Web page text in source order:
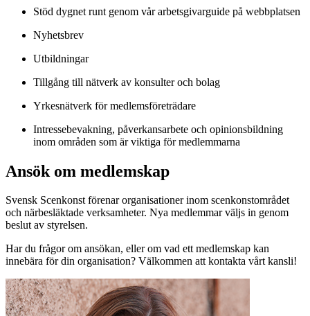
Stöd dygnet runt genom vår arbetsgivarguide på webbplatsen
Nyhetsbrev
Utbildningar
Tillgång till nätverk av konsulter och bolag
Yrkesnätverk för medlemsföreträdare
Intressebevakning, påverkansarbete och opinionsbildning
inom områden som är viktiga för medlemmarna
Ansök om medlemskap
Svensk Scenkonst förenar organisationer inom scenkonstområdet
och närbesläktade verksamheter. Nya medlemmar väljs in genom
beslut av styrelsen.
Har du frågor om ansökan, eller om vad ett medlemskap kan
innebära för din organisation? Välkommen att kontakta vårt kansli!